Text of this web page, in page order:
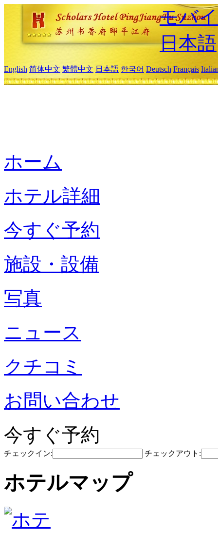
モバ
日本語
English 简体中文 繁體中文 日本語 한국어 Deutsch Français
ホーム
ホテル詳細
今すぐ予約
施設・設備
写真
ニュース
クチコミ
お問い合わせ
今すぐ予約
チェックイン: チェックアウト:
ホテルマップ